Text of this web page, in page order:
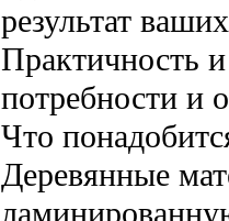
результат
Практичность
потребности и
Что
Деревянные